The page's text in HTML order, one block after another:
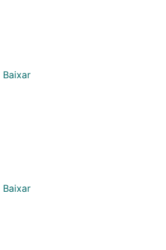
Baixar
Baixar